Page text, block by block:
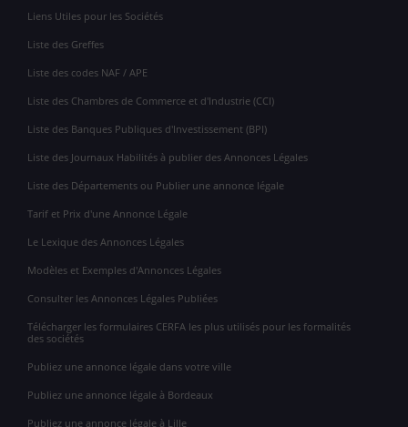
Liens Utiles pour les Sociétés
Liste des Greffes
Liste des codes NAF / APE
Liste des Chambres de Commerce et d'Industrie (CCI)
Liste des Banques Publiques d'Investissement (BPI)
Liste des Journaux Habilités à publier des Annonces Légales
Liste des Départements ou Publier une annonce légale
Tarif et Prix d'une Annonce Légale
Le Lexique des Annonces Légales
Modèles et Exemples d'Annonces Légales
Consulter les Annonces Légales Publiées
Télécharger les formulaires CERFA les plus utilisés pour les formalités
des sociétés
Publiez une annonce légale dans votre ville
Publiez une annonce légale à Bordeaux
Publiez une annonce légale à Lille